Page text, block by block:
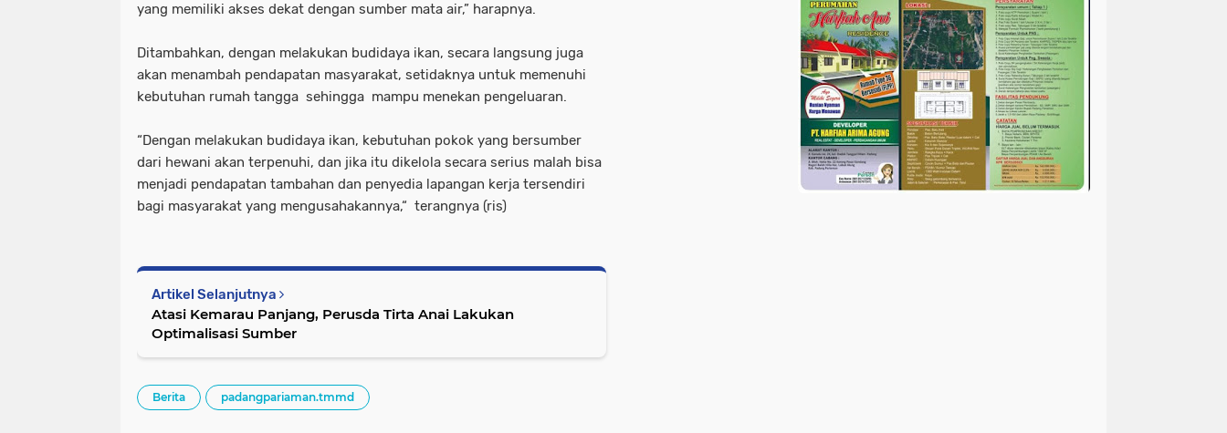
yang memiliki akses dekat dengan sumber mata air,” harapnya.
Ditambahkan, dengan melakukan budidaya ikan, secara langsung juga
akan menambah pendapatan masyarakat, setidaknya untuk memenuhi
kebutuhan rumah tangga sehingga mampu menekan pengeluaran.
“Dengan melakukan budidaya ikan, kebutuhan pokok yang bersumber
dari hewani akan terpenuhi, dan jika itu dikelola secara serius malah bisa
menjadi pendapatan tambahan dan penyedia lapangan kerja tersendiri
bagi masyarakat yang mengusahakannya,“ terangnya (ris)
Artikel Selanjutnya
Atasi Kemarau Panjang, Perusda Tirta Anai Lakukan
Optimalisasi Sumber
Berita padangpariaman.tmmd